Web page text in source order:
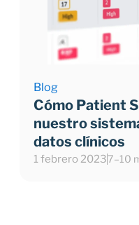
Blog
Cómo Patient
nuestro
datos clínicos
1 febrero 20237–10